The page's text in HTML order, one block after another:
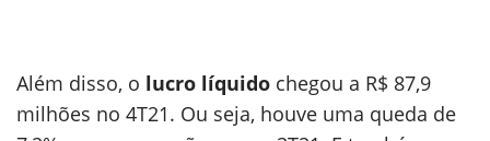
Além disso, o lucro líquido chegou a R$ 87,9
milhões no 4T21. Ou seja, houve uma queda de